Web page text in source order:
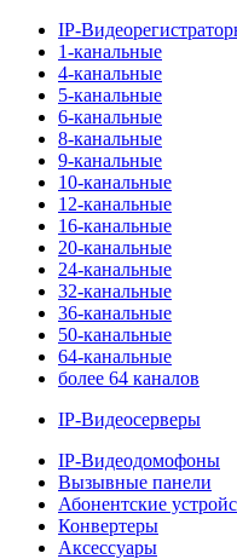
IP-
1-канальные
4-канальные
5-канальные
6-канальные
8-канальные
9-канальные
10-канальные
12-канальные
16-канальные
20-канальные
24-канальные
32-канальные
36-канальные
50-канальные
64-канальные
более 64 каналов
IP-Видеосерверы
IP-Видеодомофоны
Вызывные панели
Абонентские
Конвертеры
Аксессуары